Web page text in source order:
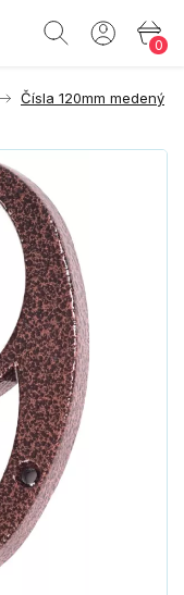
0
Čísla 120mm medený